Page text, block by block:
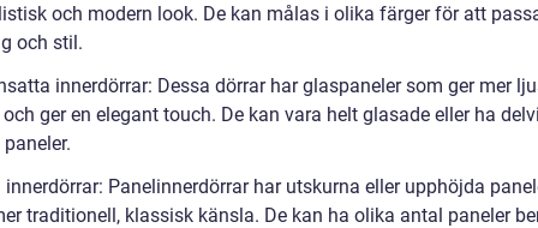
och modern look. De kan målas i olika färger för att
och stil.
innerdörrar: Dessa dörrar har glaspaneler som ger mer
ger en elegant touch. De kan vara helt glasade eller ha
innerdörrar: Panelinnerdörrar har utskurna eller upphöjda
traditionell, klassisk känsla. De kan ha olika antal paneler